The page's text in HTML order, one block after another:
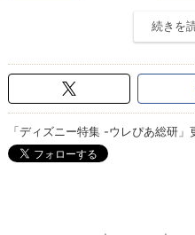
続きを
「ディズニー特集 -ウレぴあ総研